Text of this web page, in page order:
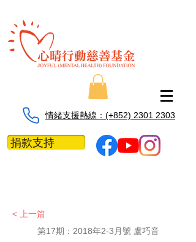
情緒支援熱線：​​(+852) 2301 2303
捐款支持
< 上一篇
第17期：2018年2-3月號 盧巧音